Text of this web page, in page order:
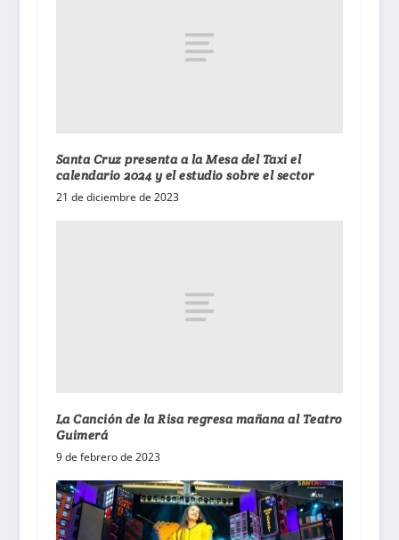
Santa Cruz presenta a la Mesa del Taxi el
calendario 2024 y el estudio sobre el sector
21 de diciembre de 2023
La Canción de la Risa regresa mañana al Teatro
Guimerá
9 de febrero de 2023